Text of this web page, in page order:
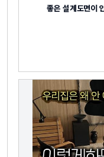
좋은 설계도면이